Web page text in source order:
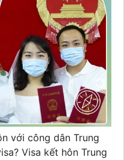
với công dân Trung
Visa kết hôn Trung